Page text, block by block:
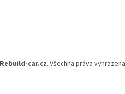
Rebuild-car.cz. Všechna práva